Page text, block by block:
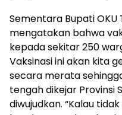
Sementara Bupati OKU
mengatakan bahwa
kepada sekitar 250
Vaksinasi ini akan kita
secara merata
tengah dikejar Provinsi
diwujudkan. “Kalau